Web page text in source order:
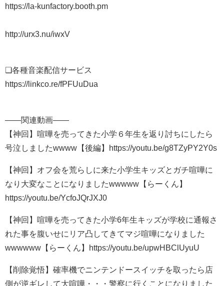
https://la-kunfactory.booth.pm
http://urx3.nu/iwxV
❏各種音楽配信サービス
https://linkco.re/fPFUuDua
——関連動画——
【神回】喧嘩を売ってきた小学６年生を返り討ちにしたら
号泣しましたwwww【後編】https://youtu.be/g8TZyPY2Y0s​
【神回】オフ会を荒らしに来た小学生キッズとガチ喧嘩に
なり大変なことになりましたwwwww【らーくん】
https://youtu.be/YcfoJQrJXJ0​
【神回】喧嘩を売ってきた小学6年生キッズが学校に通報さ
れた事を腹いせにリア凸してきてマジ喧嘩になりました
wwwwww【らーくん】https://youtu.be/upwHBClUyuU​
【削除覚悟】確率機でニンテンドースイッチを取ったら店
側が逆ギレして大喧嘩・・・警察に行くことになりました